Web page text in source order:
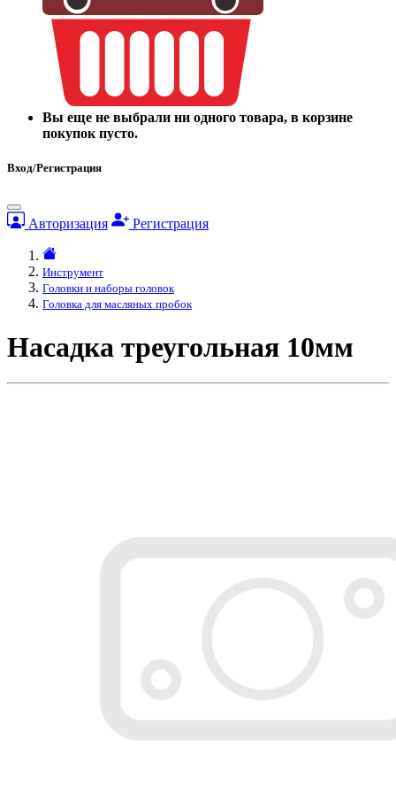
Вы еще не выбрали ни одного товара, в корзине
покупок пусто.
Вход/Регистрация
Авторизация Регистрация
Инструмент
Головки и наборы головок
Головка для масляных пробок
Насадка треугольная 10мм